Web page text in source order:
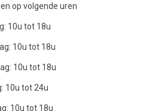
op volgende uren
10u tot 18u
10u tot 18u
10u tot 18u
10u tot 24u
10u tot 18u